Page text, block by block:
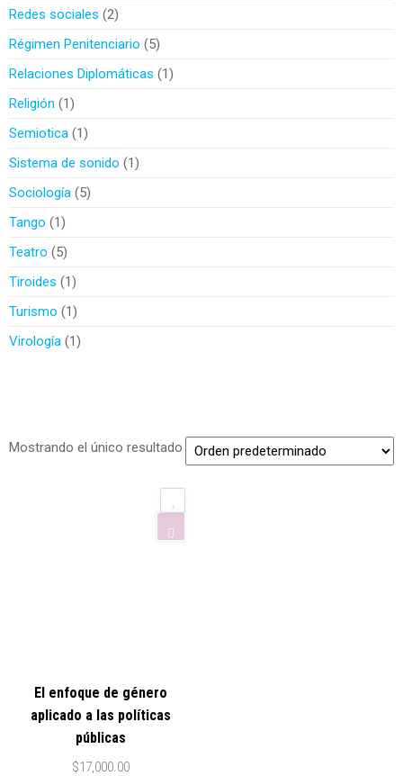
Redes sociales 2
Régimen Penitenciario
5
Relaciones Diplomáticas
1
Religión
1
Semiotica 1
Sistema de sonido
1
Sociología 5
Tango
1
Teatro
5
Tiroides
1
Turismo
1
Virología 1
Mostrando el único resultado
El enfoque de género
aplicado a las políticas
públicas
$17,000.00